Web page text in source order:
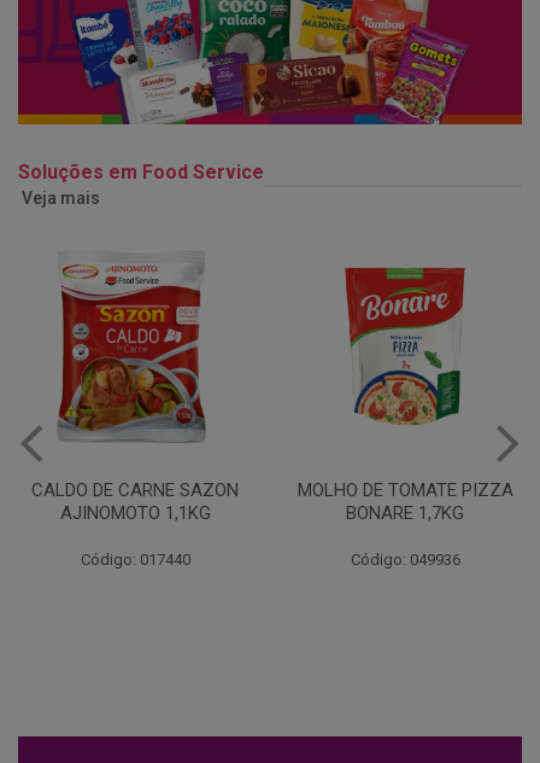
Soluções em Food Service
Veja mais
MOLHO DE TOMATE PIZZA
BONARE 1,7KG
Código: 049936
MARGARINA USO
PROFISSIONAL 80% CUKIN
Código: 062469